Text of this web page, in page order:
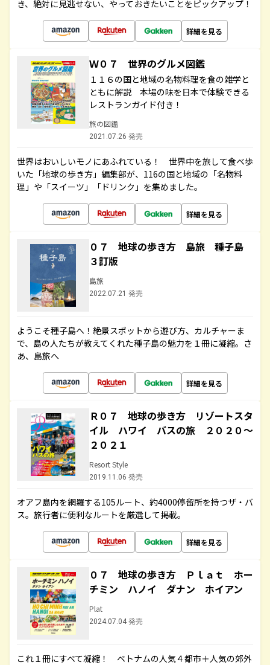
き、絶対に見逃せない、やっておきたいことをピックアップ！
詳細を見る
Ｗ０７ 世界のグルメ図鑑
１１６の国と地域の名物料理を食の雑学と
ともに解説 本場の味を日本で体験できる
レストランガイド付き！
旅の図鑑
2021.07.26 発売
世界はおいしいモノにあふれている！ 世界中を旅して食べ歩
いた「地球の歩き方」編集部が、116の国と地域の「名物料
理」や「スイーツ」「ドリンク」を集めました。
詳細を見る
０７ 地球の歩き方 島旅 種子島
３訂版
島旅
2022.07.21 発売
ようこそ種子島へ！絶景スポットから遊び方、カルチャーま
で、島の人たちが教えてくれた種子島の魅力を１冊に凝縮。さ
あ、島旅へ
詳細を見る
Ｒ０７ 地球の歩き方 リゾートスタ
イル ハワイ バスの旅 ２０２０～
２０２１
Resort Style
2019.11.06 発売
オアフ島内を網羅する105ルート、約4000停留所を持つザ・バ
ス。旅行者に便利なルートを厳選して掲載。
詳細を見る
０７ 地球の歩き方 Ｐｌａｔ ホー
チミン ハノイ ダナン ホイアン
Plat
2024.07.04 発売
これ１冊にすべて凝縮！ ベトナムの人気４都市＋人気の郊外